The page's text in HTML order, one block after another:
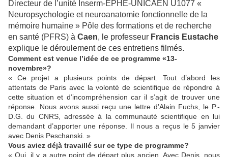
Directeur de l’unité Inserm-EPHE-UNICAEN U1077 «
Neuropsychologie et neuroanatomie fonctionnelle de la
mémoire humaine » Pôle des formations et de recherche
en santé (PFRS) à Caen, le professeur Francis Eustache
explique le déroulement de ces entretiens filmés.
Comment est venue l’idée de ce programme «13-
novembre»?
« Ce projet a plusieurs points de départ. Tout d’abord les
attentats de Paris avec la volonté de scientifique de répondre à
cette situation et d’incompréhension car il s’agit de trouver une
réponse. Nous avons aussi reçu une lettre d’Alain Fuchs, le P.-
D.G. du CNRS, adressée à la communauté scientifique en lui
demandant d’apporter une réponse. Il nous a reçus le 5 janvier
avec Denis Peschanski. »
Vous aviez déjà travaillé sur ce type de programme?
« Oui, il y a autre point de départ plus ancien. Avec Denis, nous